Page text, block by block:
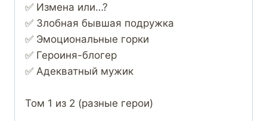
✅ Измена или…?
✅ Злобная бывшая подружка
✅ Эмоциональные горки
✅ Героиня-блогер
✅ Адекватный мужик
Том 1 из 2 (разные герои)